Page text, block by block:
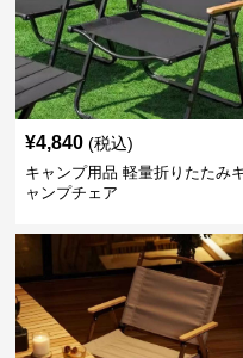
¥4,840 (税込)
キャンプ用品 軽量折りたたみ
ャンプチェア